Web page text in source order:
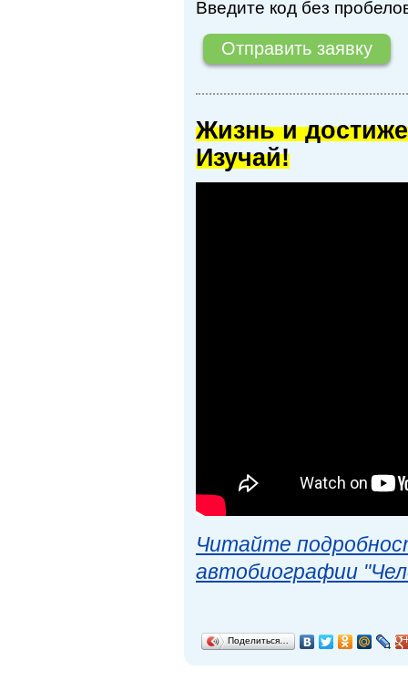
Введите код без
Жизнь и
Изучай!
Читайте
автобиографии
Поделиться…